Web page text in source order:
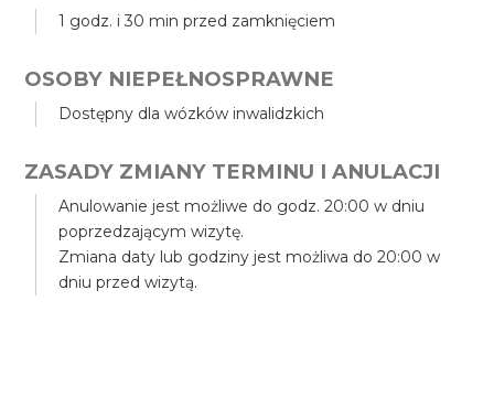
1 godz. i 30 min przed zamknięciem
OSOBY NIEPEŁNOSPRAWNE
Dostępny dla wózków inwalidzkich
ZASADY ZMIANY TERMINU I ANULACJI
Anulowanie jest możliwe do godz. 20:00 w dniu
poprzedzającym wizytę.
Zmiana daty lub godziny jest możliwa do 20:00 w
dniu przed wizytą.